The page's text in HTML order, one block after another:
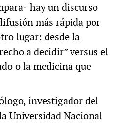
hay un discurso
más rápida por
lugar: desde la
a decidir” versus el
o la medicina que
investigador del
Universidad Nacional